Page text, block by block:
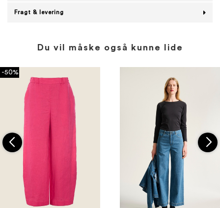
Fragt & levering
Du vil måske også kunne lide
-50%